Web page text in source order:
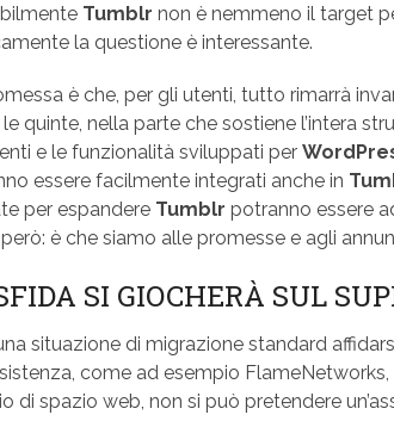
Tumblr non è nemmeno il target
la questione è interessante.
è che, per gli utenti, tutto rimarrà
quinte, nella parte che sostiene l’intera
e le funzionalità sviluppati per
essere facilmente integrati anche in
per espandere Tumblr potranno essere
però: è che siamo alle promesse e agli
SI GIOCHERÀ SUL
situazione di migrazione standard
come ad esempio
di spazio web, non si può pretendere